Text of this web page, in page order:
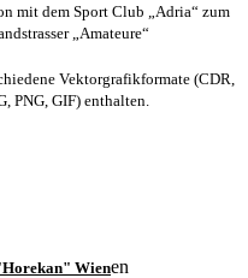
mit dem Sport Club „Adria“ zum
„Amateure“
Vektorgrafikformate (CDR,
PNG, GIF) enthalten.
Wienen